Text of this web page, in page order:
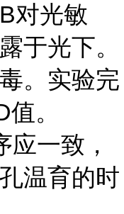
对光敏
于光下。
。实验完
。
一致，
温育的时